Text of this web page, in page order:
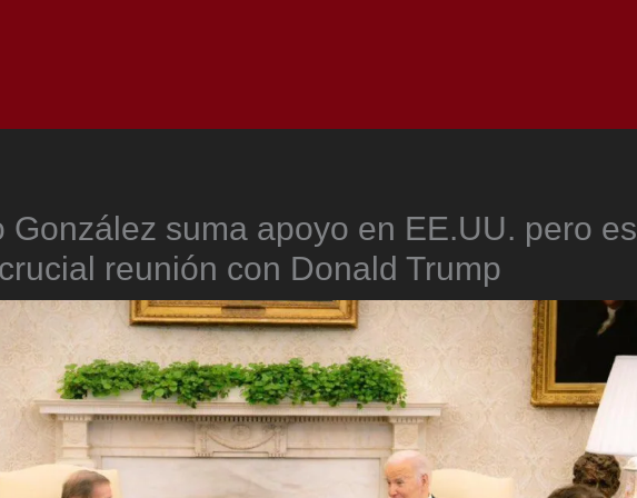
González suma apoyo en EE.UU. pero es
crucial reunión con Donald Trump